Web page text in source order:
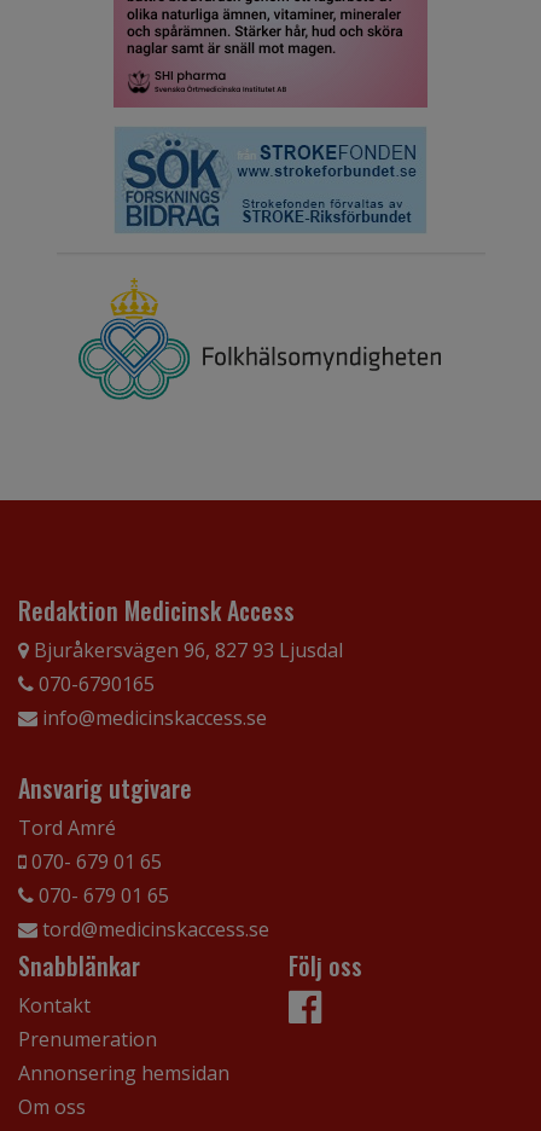
Redaktion Medicinsk Access
Bjuråkersvägen 96, 827 93 Ljusdal
070-6790165
info@medicinskaccess.se
Ansvarig utgivare
Tord Amré
070- 679 01 65
070- 679 01 65
tord@medicinskaccess.se
Snabblänkar
Kontakt
Prenumeration
Annonsering hemsidan
Om oss
Följ oss